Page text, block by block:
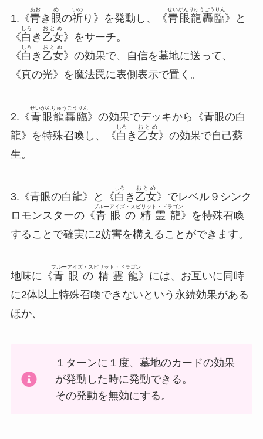
1.《青
あお
き 眼
め
の祈
いの
り》を発動し、《青眼龍轟臨
せいがんりゅうごうりん
》と
《白
しろ
き 乙女
おとめ
》をサーチ。
《白
しろ
き 乙女
おとめ
》の効果で、自信を墓地に送って、
《真の光》を魔法罠に表側表示で置く。
2.《青眼龍轟臨
せいがんりゅうごうりん
》の効果でデッキから《青眼の白
龍》を特殊召喚し、《白
しろ
き 乙女
おとめ
》の効果で自己蘇
生。
3.《青眼の白龍》と《白
しろ
き 乙女
おとめ
》でレベル９シンク
ロモンスターの《青眼の精霊龍
ブルーアイズ・スピリット・ドラゴン
》を特殊召喚
することで確実に2妨害を構えることができます。
地味に《青眼の精霊龍
ブルーアイズ・スピリット・ドラゴン
》には、お互いに同時
に2体以上特殊召喚できないという永続効果がある
ほか、
１ターンに１度、墓地のカードの効果
が発動した時に発動できる。
その発動を無効にする。